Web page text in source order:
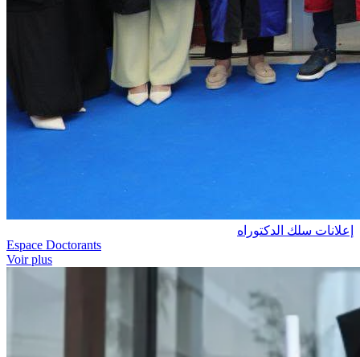
إعلانات سلك الدكتوراه
Espace Doctorants
Voir plus